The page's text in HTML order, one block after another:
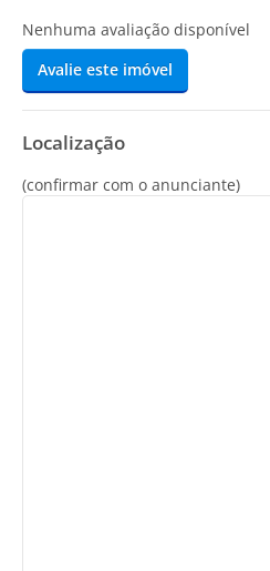
Nenhuma avaliação disponível
Avalie este imóvel
Localização
(confirmar com o anunciante)